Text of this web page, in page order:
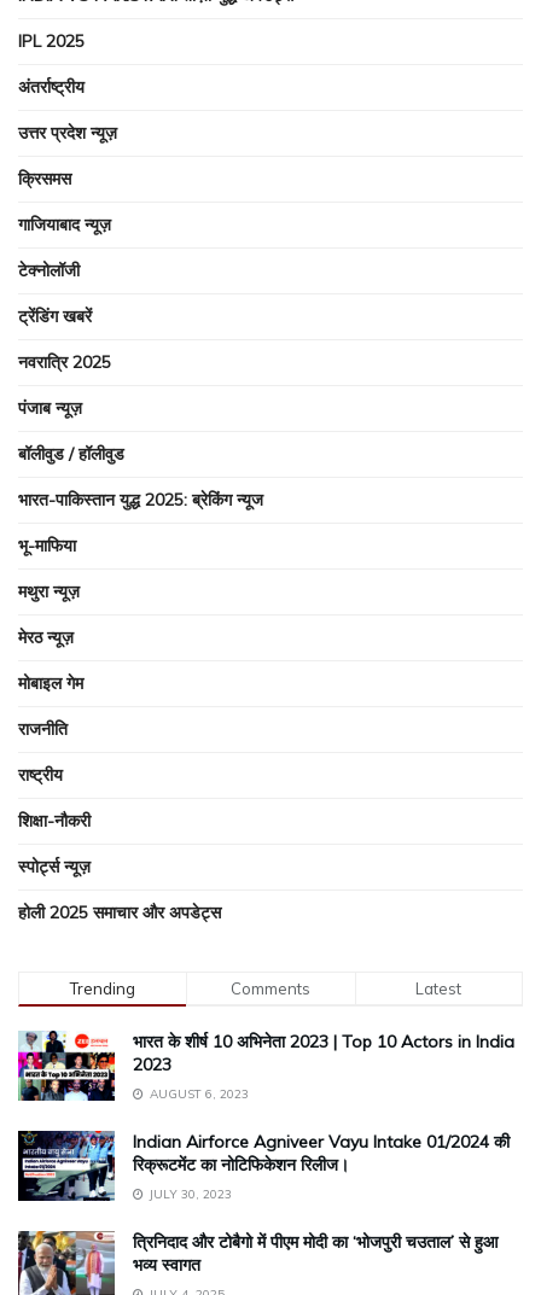
IPL 2025
अंतर्राष्ट्रीय
उत्तर प्रदेश न्यूज़
क्रिसमस
गाजियाबाद न्यूज़
टेक्नोलॉजी
ट्रेंडिंग खबरें
नवरात्रि 2025
पंजाब न्यूज़
बॉलीवुड / हॉलीवुड
भारत-पाकिस्तान युद्ध 2025: ब्रेकिंग न्यूज
भू-माफिया
मथुरा न्यूज़
मेरठ न्यूज़
मोबाइल गेम
राजनीति
राष्ट्रीय
शिक्षा-नौकरी
स्पोर्ट्स न्यूज़
होली 2025 समाचार और अपडेट्स
Trending Comments Latest
भारत के शीर्ष 10 अभिनेता 2023 | Top 10 Actors in India
2023
AUGUST 6, 2023
Indian Airforce Agniveer Vayu Intake 01/2024 की
रिक्रूटमेंट का नोटिफिकेशन रिलीज।
JULY 30, 2023
त्रिनिदाद और टोबैगो में पीएम मोदी का ‘भोजपुरी चउताल’ से हुआ
भव्य स्वागत